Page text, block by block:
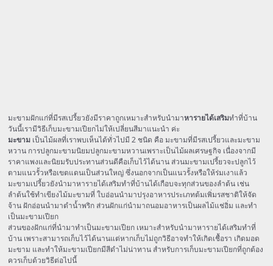
มะขามฝักแก่ที่มีรสเปรี้ยวยังมีราคาถูกเหมาะสำหรับนำมาหารายได้เสริมทำที่บ้าน
วันนี้เรามีวิธีเก็บมะขามเปียกไม่ให้เปลี่ยนสีมาแนะนำ ค่ะ
มะขาม เป็นไม้ผลที่เราพบเห็นได้ทั่วไปมี 2 ชนิด คือ มะขามที่มีรสเปรี้ยวและมะขาม
หวาน การปลูกมะขามนิยมปลูกมะขามหวานเพราะเป็นไม้ผลเศรษฐกิจ เนื่องจากมี
ราคาแพงและนิยมรับประทานส่วนดีคือเก็บไว้ได้นาน ส่วนมะขามเปรี้ยวจะปลูกไว้
ตามแนวรั้วหรือเขตแดนเป็นส่วนใหญ่ ซึ่งนอกจากเป็นแนวรั้งหรือให้ร่มเงาแล้ว
มะขามเปรี้ยวยังนำมาหารายได้เสริมทำที่บ้านได้เกือบจะทุกส่วนของลำต้น เช่น
ลำต้นใช้ทำเขียงไม้มะขามที่ ใบอ่อนนำมาปรุงอาหารประเภทต้มเพิ่มรสชาติให้จัด
จ้าน ฝักอ่อนนำมาตำน้ำพริก ส่วนฝักแก่นำมาถนอมอาหารเป็นผลไม้แช่อิ่ม และทำ
เป็นมะขามเปียก
ส่วนของฝักแก่ที่นำมาทำเป็นมะขามเปียก เหมาะสำหรับนำมาหารายได้เสริมทำที่
บ้าน เพราะสามารถเก็บไว้ได้นานแต่หากเก็บไม่ถูกวิธีอาจทำให้เกิดเชื้อรา เกิดมอด
มะขาม และทำให้มะขามเปียกมีสีดำไม่น่าทาน สำหรับการเก็บมะขามเปียกที่ถูกต้อง
ควรเก็บด้วยวิธีต่อไปนี้